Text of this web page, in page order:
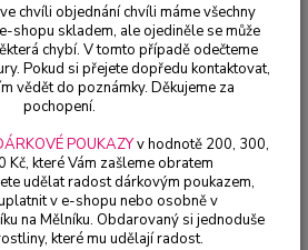
Ženšen pětilistý (Gynostemma pentaphyllum) -
(Gynostemma
- 196D
chvíli objednání chvíli máme všechny
shopu skladem, ale ojediněle se může
chybí. V tomto případě odečteme
Pokud si přejete dopředu kontaktovat,
vědět do poznámky. Děkujeme za
pochopení.
POUKAZYv hodnotě 200, 300,
Kč, které Vám zašleme obratem
udělat radost dárkovým poukazem,
v e-shopu nebo osobně v
na Mělníku. Obdarovaný si jednoduše
které mu udělají radost.